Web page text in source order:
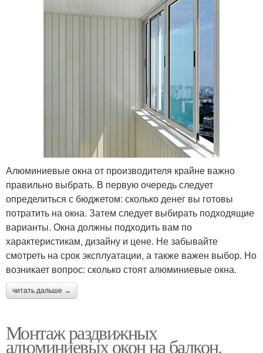
Алюминиевые окна от производителя крайне важно
правильно выбрать. В первую очередь следует
определиться с бюджетом: сколько денег вы готовы
потратить на окна. Затем следует выбирать подходящие
варианты. Окна должны подходить вам по
характеристикам, дизайну и цене. Не забывайте
смотреть на срок эксплуатации, а также важен выбор. Но
возникает вопрос: сколько стоят алюминиевые окна.
читать дальше →
Монтаж раздвижных
алюминиевых окон на балкон.